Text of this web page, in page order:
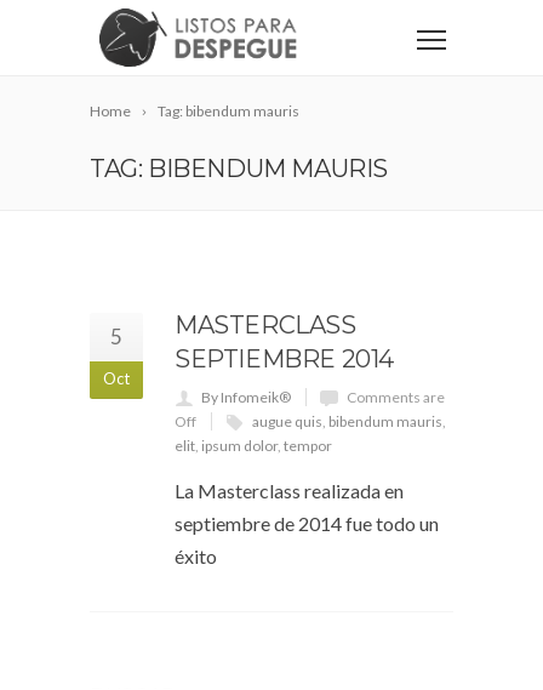
Home Tag: bibendum mauris
TAG: BIBENDUM MAURIS
5
Oct
MASTERCLASS
SEPTIEMBRE 2014
By Infomeik®
Comments are
Off
augue quis, bibendum mauris,
elit, ipsum dolor, tempor
La Masterclass realizada en
septiembre de 2014 fue todo un
éxito